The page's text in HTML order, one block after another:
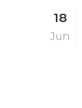
18
Jun